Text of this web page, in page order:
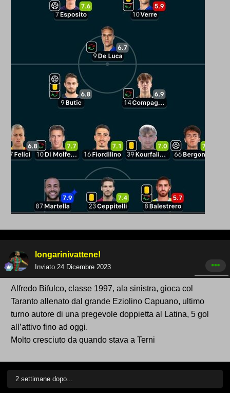
longarinivattene!
Inviato 24 Dicembre 2023
Alfredo Bifulco, classe 1997, ala sinistra, gioca col
Taranto allenato dal grande Eziolino Capuano, ultimo
turno autore di una pregevole doppietta al Latina, 5 gol
all’attivo fino ad oggi.
Molto cresciuto da quando stava a Terni
2 settimane dopo...